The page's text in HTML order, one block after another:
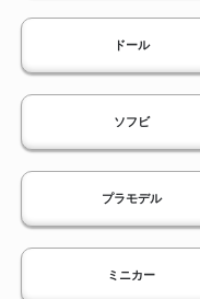
ドール
ソフビ
プラモデル
ミニカー